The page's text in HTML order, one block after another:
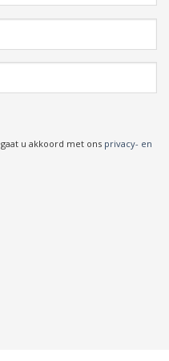
u akkoord met ons privacy- en